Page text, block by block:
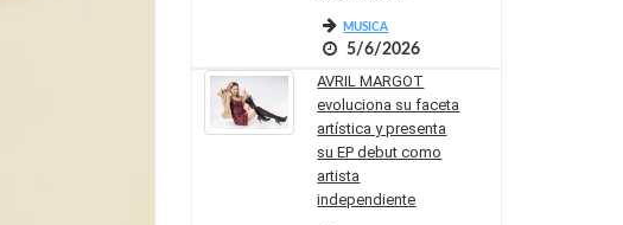
MUSICA
5/6/2026
AVRIL MARGOT
evoluciona su faceta
artística y presenta
su EP debut como
artista
independiente